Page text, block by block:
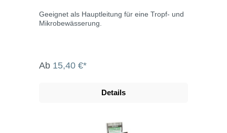
Geeignet als Hauptleitung für eine Tropf- und
Mikrobewässerung.
Ab 15,40 €*
Details